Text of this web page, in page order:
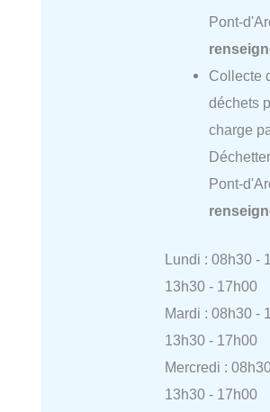
Pont-
Collecte
déchets
charge
Pont-
Lundi : 08h30 -
13h30 - 17h00
Mardi : 08h30 -
13h30 - 17h00
Mercredi :
13h30 - 17h00